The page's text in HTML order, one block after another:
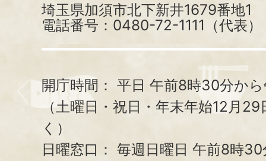
埼玉県加須市北下新井1679番地1
電話番号：0480-72-1111（代表）
開庁時間： 平日 午前8時30分か
（土曜日・祝日・年末年始12月
く）
日曜窓口： 毎週日曜日 午前8時